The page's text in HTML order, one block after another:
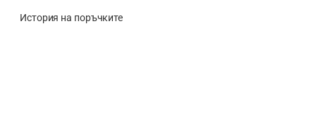
История на поръчките